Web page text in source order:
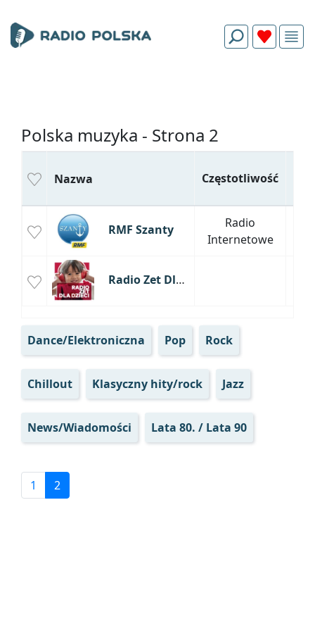
Polska muzyka - Strona 2
Nazwa Częstotliwość
RMF Szanty
Radio
Internetowe
Radio Zet Dla Dzieci
Dance/Elektroniczna Pop Rock
Chillout Klasyczny hity/rock Jazz
News/Wiadomości Lata 80. / Lata 90
1 2